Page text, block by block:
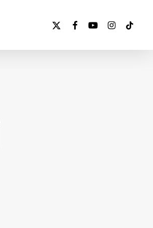
x-
facebookyoutubeinstagram
tiktok